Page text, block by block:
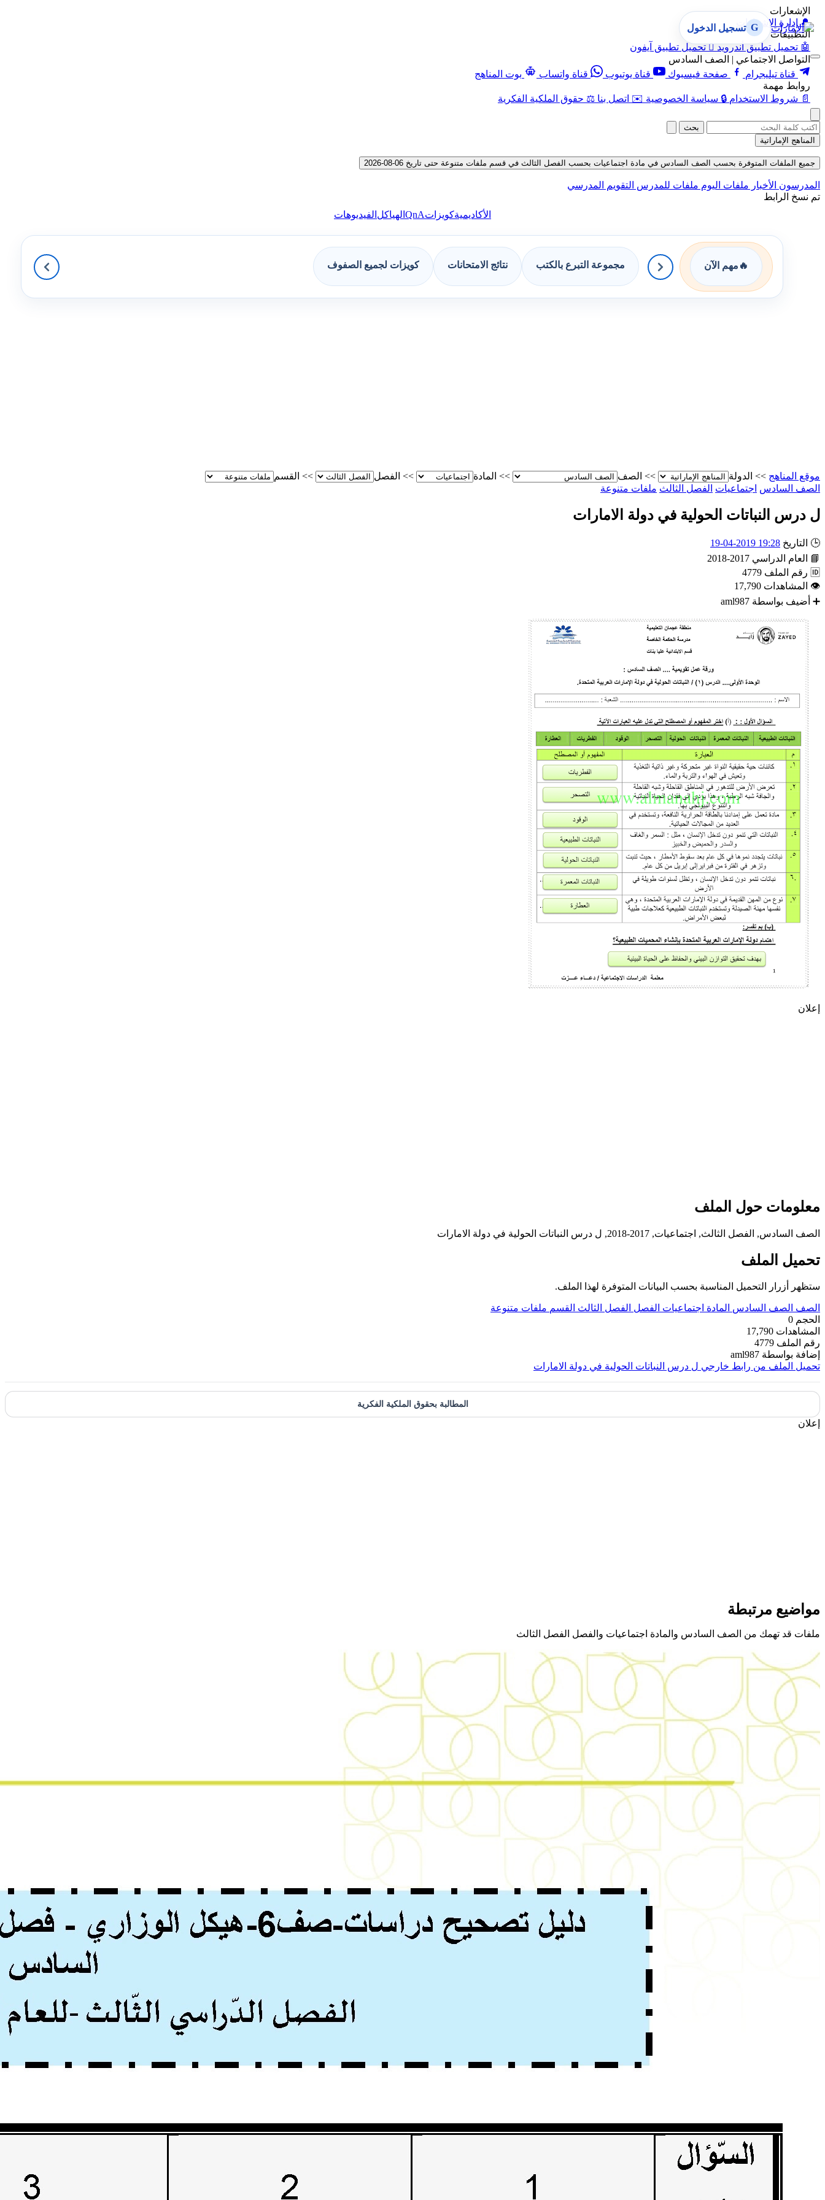
الإشعارات
🔔 إدارة الإشعارات
التطبيقات
🤖 تحميل تطبيق أندرويد  تحميل تطبيق آيفون
التواصل الاجتماعي | الصف السادس
قناة تيليجرام
صفحة فيسبوك قناة يوتيوب قناة واتساب
بوت المناهج
روابط مهمة
📄 شروط الاستخدام 🔒 سياسة الخصوصية ✉️ اتصل بنا ⚖️ حقوق الملكية الفكرية
G تسجيل الدخول
بحث
المناهج الإماراتية
جميع الملفات المتوفرة بحسب الصف السادس في مادة اجتماعيات بحسب الفصل الثالث في قسم ملفات متنوعة حتى تاريخ 06-08-2026
المدرسون الأخبار ملفات اليوم ملفات للمدرس التقويم المدرسي
تم نسخ الرابط
الأكاديميةكويزاتQnA الهياكل الفيديوهات
🔥 مهم الآن مجموعة التبرع بالكتب نتائج الامتحانات كويزات لجميع الصفوف
موقع المناهج >> الدولة >> الصف >> المادة >> الفصل >> القسم
الصف السادس اجتماعيات الفصل الثالث ملفات متنوعة
ل درس النباتات الحولية في دولة الامارات
🕒 التاريخ 19:28 2019-04-19
📘
العام الدراسي 2017-2018
🆔 رقم الملف 4779
👁 المشاهدات 17,790
➕ أضيف بواسطة aml987
إعلان
معلومات حول الملف
الصف السادس, الفصل الثالث, اجتماعيات, 2017-2018, ل درس النباتات الحولية في دولة الامارات
تحميل الملف
ستظهر أزرار التحميل المناسبة بحسب البيانات المتوفرة لهذا الملف.
الصف الصف السادس المادة اجتماعيات الفصل الفصل الثالث القسم ملفات متنوعة
الحجم 0
المشاهدات 17,790
رقم الملف 4779
إضافة بواسطة aml987
تحميل الملف من رابط خارجي ل درس النباتات الحولية في دولة الامارات
المطالبة بحقوق الملكية الفكرية
إعلان
مواضيع مرتبطة
ملفات قد تهمك من الصف السادس والمادة اجتماعيات والفصل الفصل الثالث